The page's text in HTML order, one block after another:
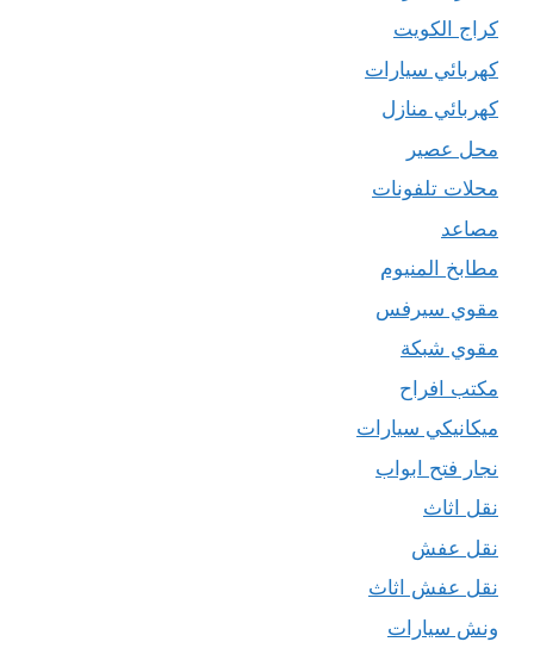
كراج الكويت
كهربائي سيارات
كهربائي منازل
محل عصير
محلات تلفونات
مصاعد
مطابخ المنيوم
مقوي سيرفس
مقوي شبكة
مكتب افراح
ميكانيكي سيارات
نجار فتح ابواب
نقل اثاث
نقل عفش
نقل عفش اثاث
ونش سيارات